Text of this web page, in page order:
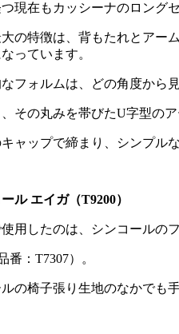
現在もカッシーナのロング
の特徴は、背もたれとアー
っています。
フォルムは、どの角度から
その丸みを帯びたU字型の
ャップで締まり、シンプル
ル エイガ（T9200）
用したのは、シンコールの
番： T7307）。
の椅子張り生地のなかでも